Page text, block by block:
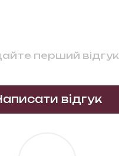
перший відгук
відгук